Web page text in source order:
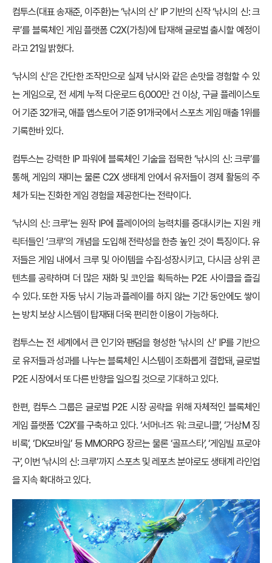
컴투스(대표 송재준, 이주환)는 ‘낚시의 신’ IP 기반의 신작 ‘낚시의 신: 크
루’를 블록체인 게임 플랫폼 C2X(가칭)에 탑재해 글로벌 출시할 예정이
라고 21일 밝혔다.
‘낚시의 신’은 간단한 조작만으로 실제 낚시와 같은 손맛을 경험할 수 있
는 게임으로, 전 세계 누적 다운로드 6,000만 건 이상, 구글 플레이스토
어 기준 32개국, 애플 앱스토어 기준 91개국에서 스포츠 게임 매출 1위를
기록한바 있다.
컴투스는 강력한 IP 파워에 블록체인 기술을 접목한 ‘낚시의 신: 크루’를
통해, 게임의 재미는 물론 C2X 생태계 안에서 유저들이 경제 활동의 주
체가 되는 진화한 게임 경험을 제공한다는 전략이다.
‘낚시의 신: 크루’는 원작 IP에 플레이어의 능력치를 증대시키는 지원 캐
릭터들인 ‘크루’의 개념을 도입해 전략성을 한층 높인 것이 특징이다. 유
저들은 게임 내에서 크루 및 아이템을 수집·성장시키고, 다시금 상위 콘
텐츠를 공략하며 더 많은 재화 및 코인을 획득하는 P2E 사이클을 즐길
수 있다. 또한 자동 낚시 기능과 플레이를 하지 않는 기간 동안에도 쌓이
는 방치 보상 시스템이 탑재돼 더욱 편리한 이용이 가능하다.
컴투스는 전 세계에서 큰 인기와 팬덤을 형성한 ‘낚시의 신’ IP를 기반으
로 유저들과 성과를 나누는 블록체인 시스템이 조화롭게 결합돼, 글로벌
P2E 시장에서 또 다른 반향을 일으킬 것으로 기대하고 있다.
한편, 컴투스 그룹은 글로벌 P2E 시장 공략을 위해 자체적인 블록체인
게임 플랫폼 ‘C2X’를 구축하고 있다. ‘서머너즈 워: 크로니클’, ‘거상M 징
비록’, ‘DK모바일’ 등 MMORPG 장르는 물론 ‘골프스타’, ‘게임빌 프로야
구’, 이번 ‘낚시의 신: 크루’까지 스포츠 및 레포츠 분야로도 생태계 라인업
을 지속 확대하고 있다.